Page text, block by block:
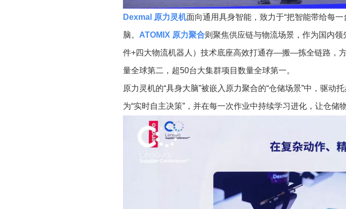
Dexmal 原力灵机面向通用具身智能，致力于“把智能带给每一
脑。 ATOMIX 原力聚合则聚焦供应链与物流场景，作为国内领
件+四大物流机器人）技术底座高效打通存—搬—拣全链路，
量全球第二，超50台大集群项目数量全球第一。
原力灵机的“具身大脑”被嵌入原力聚合的“仓储场景”中，驱动托
为“实时自主决策” ，并在每一次作业中持续学习进化，让仓储